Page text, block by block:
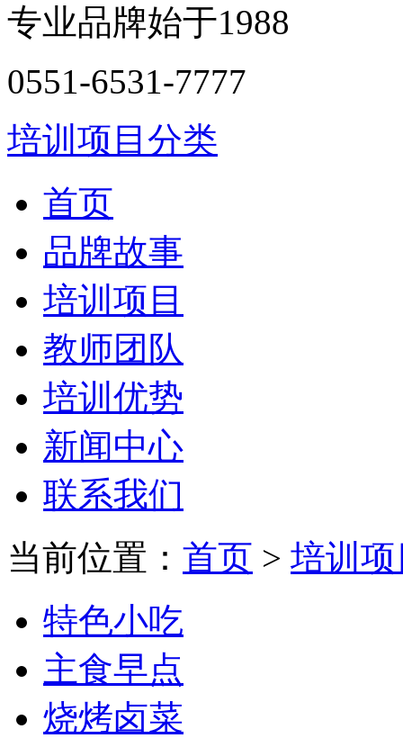
专业品牌始于1988
0551-6531-7777
培训项目分类
首页
品牌故事
培训项目
教师团队
培训优势
新闻中心
联系我们
当前位置： 首页 > 培训
特色小吃
主食早点
烧烤卤菜